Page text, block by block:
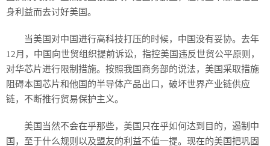
身利益而去讨好美国。
当美国对中国进行高科技打压的时候，中国没有妥协。去年
12月，中国向世贸组织提前诉讼，指控美国违反世贸公平原则，
对华芯片进行限制措施。按照我国商务部的说法，美国采取措施
阻碍本国芯片和他国的半导体产品出口，破坏世界产业链供应
链，不断推行贸易保护主义。
美国当然不会在乎那些，美国只在乎如何达到目的，遏制中
国，至于什么规则以及盟友的利益不值一提。现在的美国把巩固